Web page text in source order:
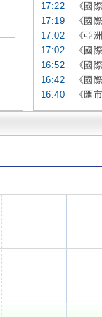
17:22
《國
17:19
《國
17:02
《亞
17:02
《國
16:52
《國
16:42
《國
16:40
《匯